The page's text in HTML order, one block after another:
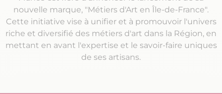
nouvelle marque, "Métiers d'Art en Île-de-France".
Cette initiative vise à unifier et à promouvoir l'univers
riche et diversifié des métiers d'art dans la Région, en
mettant en avant l'expertise et le savoir-faire uniques
de ses artisans.